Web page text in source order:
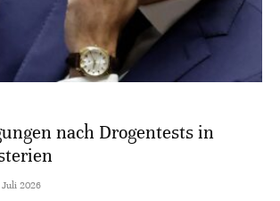
nach Drogentests in
2026